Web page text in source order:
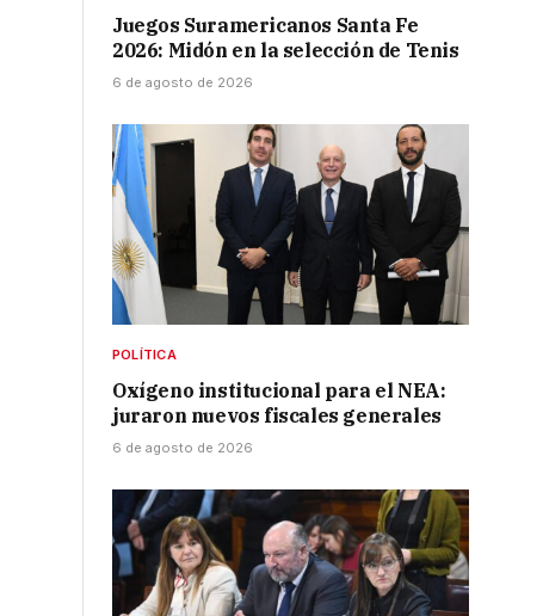
Juegos Suramericanos Santa Fe
2026: Midón en la selección de Tenis
6 de agosto de 2026
POLÍTICA
Oxígeno institucional para el NEA:
juraron nuevos fiscales generales
6 de agosto de 2026